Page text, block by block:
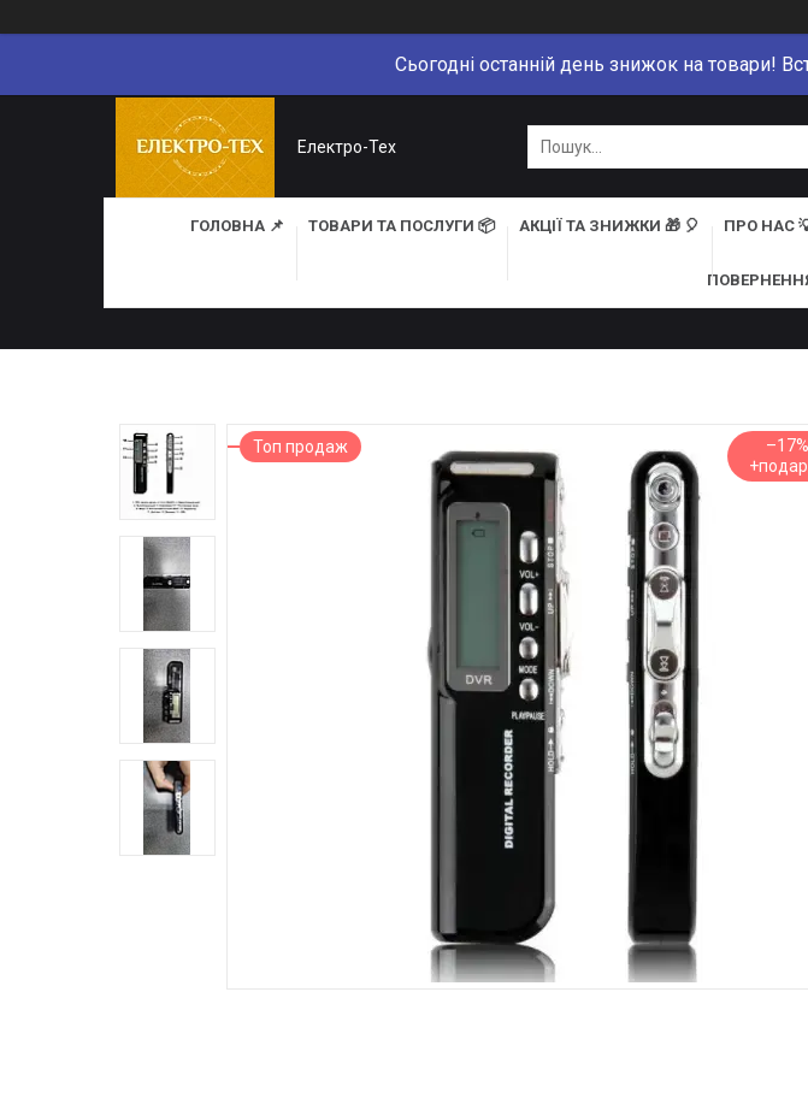
Сьогодні останній день знижок на товари!
Електро-Тех
ГОЛОВНА 📌 ТОВАРИ ТА ПОСЛУГИ 📦 АКЦІЇ ТА ЗНИЖКИ 🎁 🎈 ПРО НАС
Топ продаж –17%